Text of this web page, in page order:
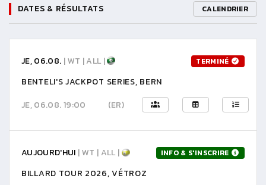
DATES & RÉSULTATS CALENDRIER
JE, 06.08. | WT | ALL | TERMINÉ
BENTELI'S JACKPOT SERIES, BERN
JE, 06.08. 19:00
(ER)
AUJOURD'HUI | WT | ALL | INFO & S'INSCRIRE
BILLARD TOUR 2026, VÉTROZ